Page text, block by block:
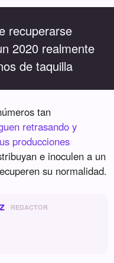
recuperarse
2020 realmente
de taquilla
tan
retrasando y
producciones
e inoculen a un
su normalidad.
REDACTOR